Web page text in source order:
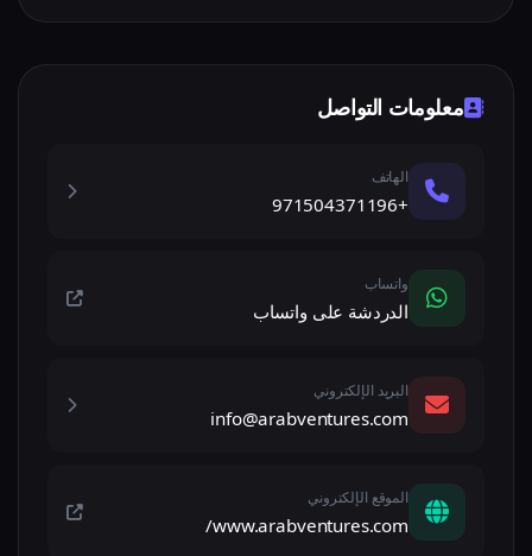
معلومات التواصل
الهاتف
+971504371196
واتساب
الدردشة على واتساب
البريد الإلكتروني
info@arabventures.com
الموقع الإلكتروني
www.arabventures.com/